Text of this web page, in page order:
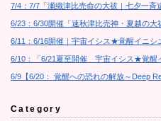
7/4：7/7「瀬織津比売命の大祓｜七夕一斉
6/23：6/30開催「速秋津比売神・夏越の大
6/11：6/16開催｜宇宙イシス★覚醒イニシ
6/10：「6/21夏至開催 宇宙イシス★覚醒
6/9【6/20： 覚醒への恐れの解放～Deep
Category